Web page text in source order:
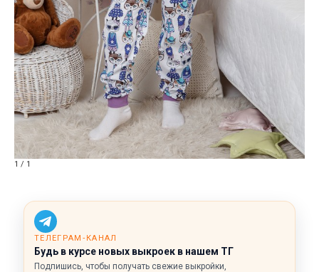
1 / 1
ТЕЛЕГРАМ‑КАНАЛ
Будь в курсе новых выкроек в нашем ТГ
Подпишись, чтобы получать свежие выкройки,